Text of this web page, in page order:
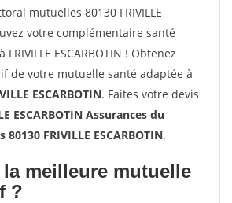
mutuelles 80130 FRIVILLE
votre complémentaire santé
ESCARBOTIN ! Obtenez
de votre mutuelle santé adaptée à
ESCARBOTIN. Faites votre devis
ESCARBOTIN Assurances du
FRIVILLE ESCARBOTIN.
meilleure mutuelle
?